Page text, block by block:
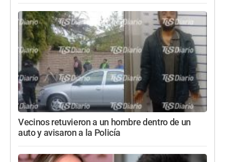
Vecinos retuvieron a un hombre dentro de un
auto y avisaron a la Policía